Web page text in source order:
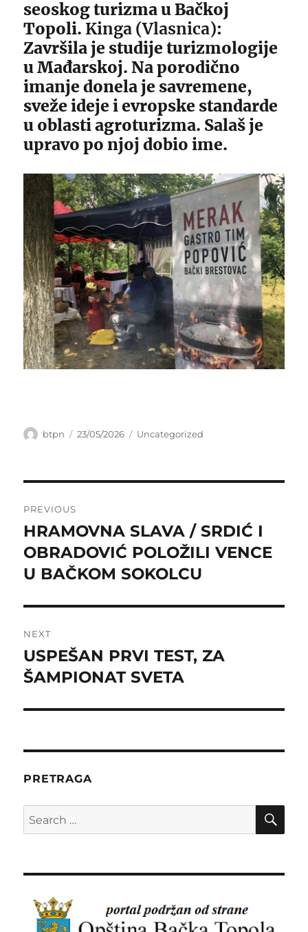
seoskog turizma u Bačkoj
Topoli. Kinga (Vlasnica):
Završila je studije turizmologije
u Mađarskoj. Na porodično
imanje donela je savremene,
sveže ideje i evropske standarde
u oblasti agroturizma. Salaš je
upravo po njoj dobio ime.
Author
btpn
Posted
23/05/2026 Categories
Uncategorized
navigation
PREVIOUS
Previous
post:
HRAMOVNA SLAVA / SRDIĆ I
OBRADOVIĆ POLOŽILI VENCE
U BAČKOM SOKOLCU
NEXT
Next
post:
USPEŠAN PRVI TEST, ZA
ŠAMPIONAT SVETA
PRETRAGA
Search
for: